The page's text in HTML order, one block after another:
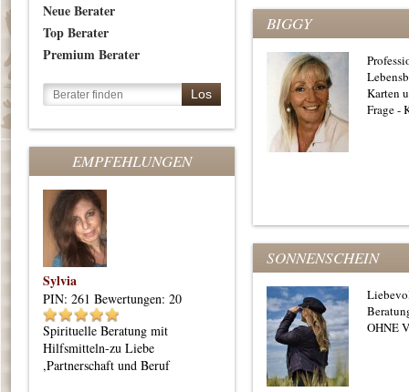
Neue Berater
Top Berater
Premium Berater
EMPFEHLUNGEN
Sylvia
PIN: 261 Bewertungen: 20
Spirituelle Beratung mit
Hilfsmitteln-zu Liebe
,Partnerschaft und Beruf
PIN: 181 Bewertungen: 19
Bin hellsichtiges Engelmedium,
lege Skat- Lenormand- und
Tarotkarten mit praktischen
Orientierungstipps
BIGGY
Karten
Frage -
SONNENSCHEIN
OHNE